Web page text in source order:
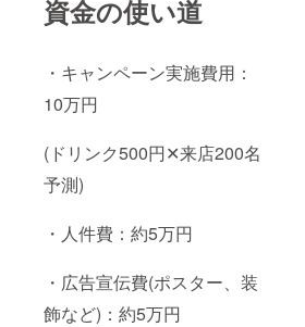
資金の使い道
・キャンペーン実施費用：
10万円
(ドリンク500円✕来店200名
予測)
・人件費：約5万円
・広告宣伝費(ポスター、装
飾など)：約5万円